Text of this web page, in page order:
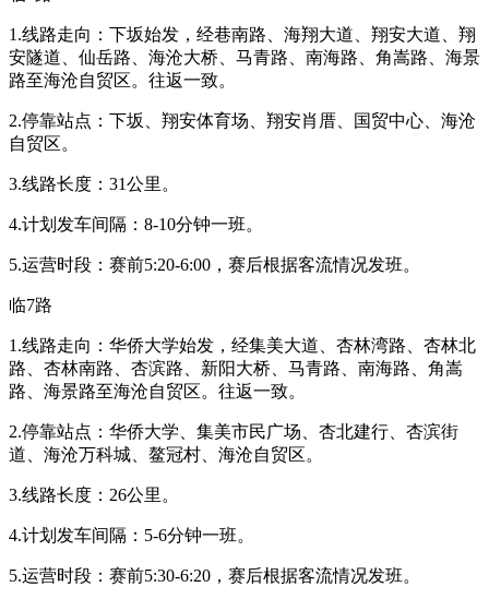
1.线路走向：下坂始发，经巷南路、海翔大道、翔安大道、翔
安隧道、仙岳路、海沧大桥、马青路、南海路、角嵩路、海景
路至海沧自贸区。往返一致。
2.停靠站点：下坂、翔安体育场、翔安肖厝、国贸中心、海沧
自贸区。
3.线路长度：31公里。
4.计划发车间隔：8-10分钟一班。
5.运营时段：赛前5:20-6:00，赛后根据客流情况发班。
临7路
1.线路走向：华侨大学始发，经集美大道、杏林湾路、杏林北
路、杏林南路、杏滨路、新阳大桥、马青路、南海路、角嵩
路、海景路至海沧自贸区。往返一致。
2.停靠站点：华侨大学、集美市民广场、杏北建行、杏滨街
道、海沧万科城、鳌冠村、海沧自贸区。
3.线路长度：26公里。
4.计划发车间隔：5-6分钟一班。
5.运营时段：赛前5:30-6:20，赛后根据客流情况发班。